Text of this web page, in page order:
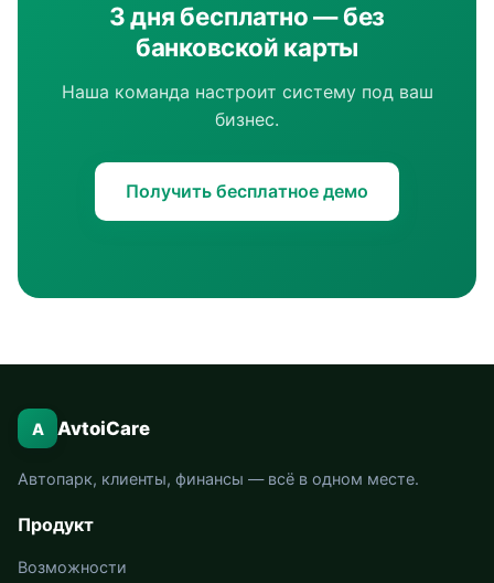
3 дня бесплатно — без
банковской карты
Наша команда настроит систему под ваш
бизнес.
Получить бесплатное демо
A AvtoiCare
Автопарк, клиенты, финансы — всё в одном месте.
Продукт
Возможности